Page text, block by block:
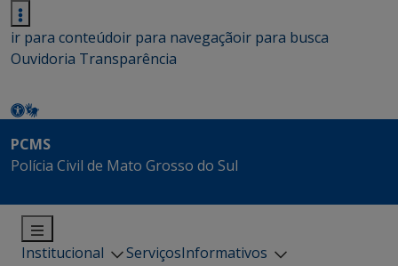
ir para conteúdoir para navegaçãoir para busca
Ouvidoria Transparência
PCMS
Polícia Civil de Mato Grosso do Sul
Institucional ServiçosInformativos